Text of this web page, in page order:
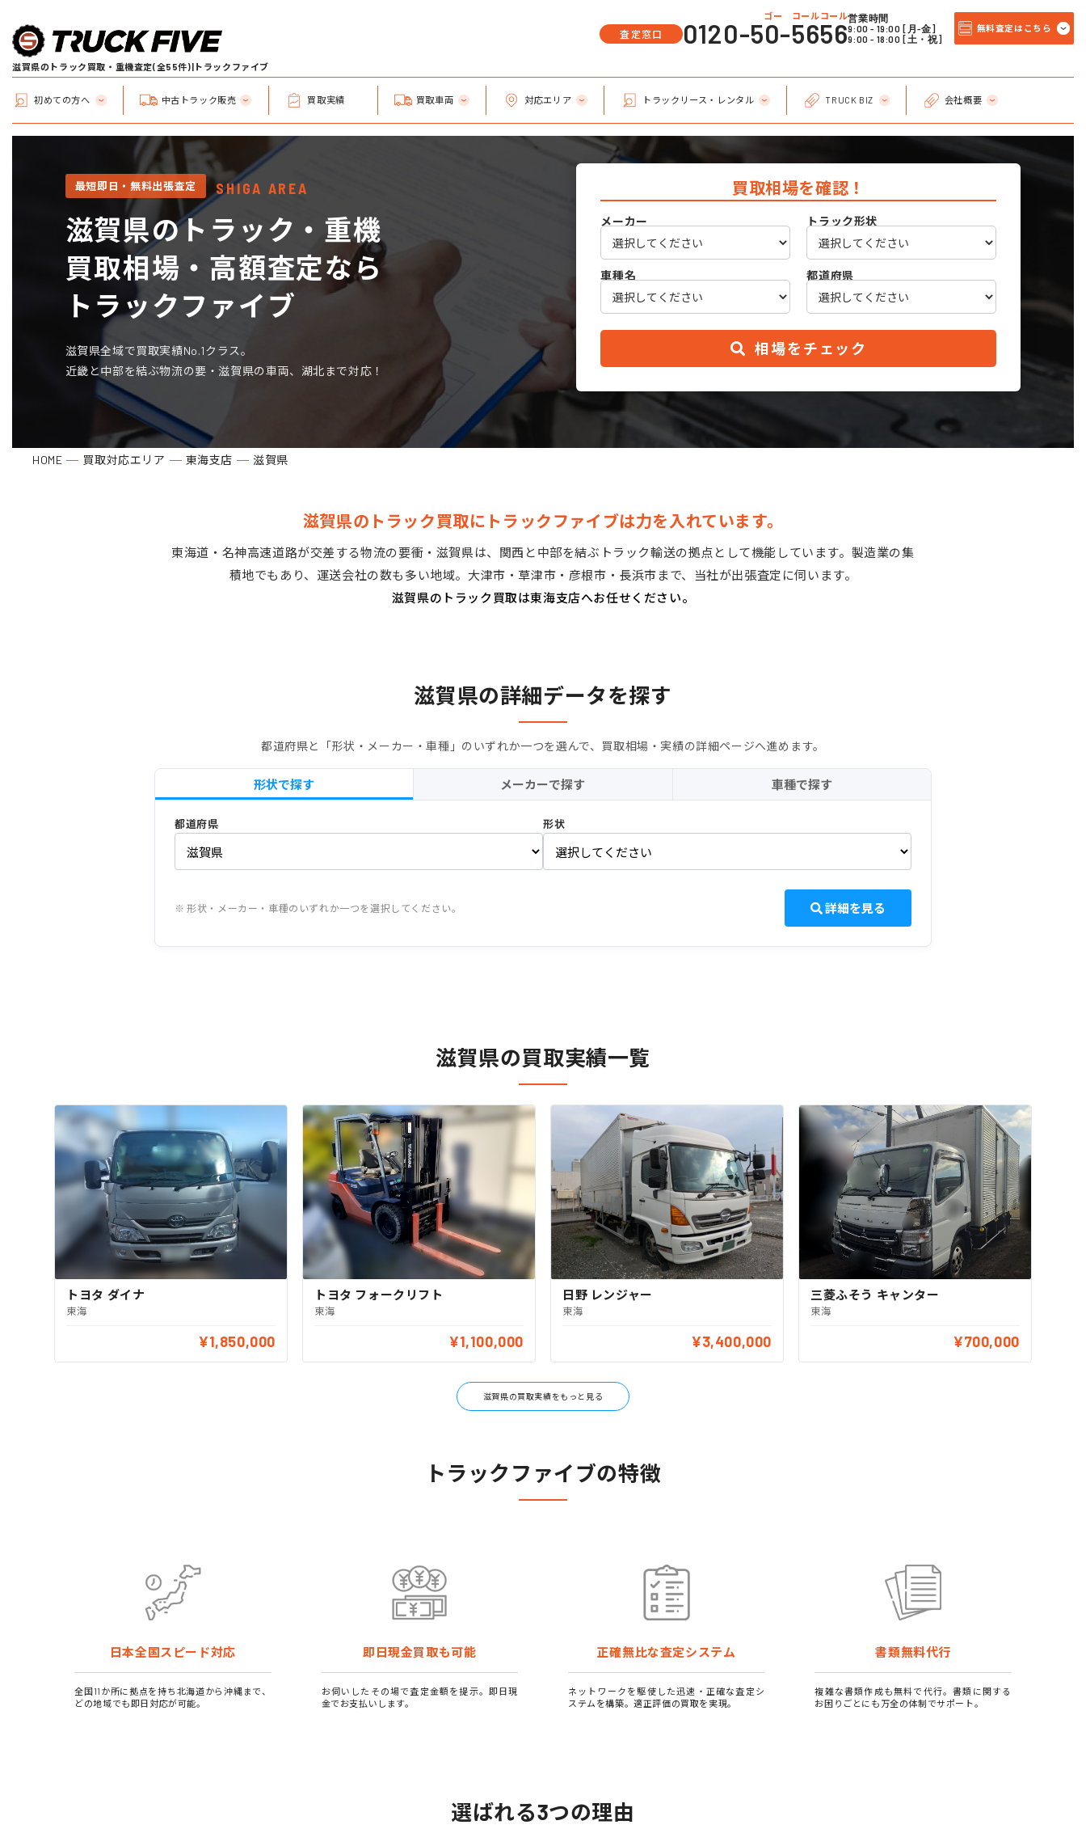
滋賀県のトラック買取・重機査定(全55件)|トラックファイブ
査定窓口
ゴー コールコール
0120-50-5656営業時間
9:00 - 19:00 [月-金]
9:00 - 18:00 [土・祝]
無料査定はこちら
初めての方へ 中古トラック販売 買取実績 買取車両 対応エリア トラックリース・レンタル TRUCK BIZ 会社概要
最短即日・無料出張査定 SHIGA AREA
滋賀県のトラック・重機
買取相場・高額査定なら
トラックファイブ
滋賀県全域で買取実績No.1クラス。
近畿と中部を結ぶ物流の要・滋賀県の車両、湖北まで対応！
買取相場を確認！
メーカー トラック形状
車種名 都道府県
相場をチェック
HOME 買取対応エリア 東海支店 滋賀県
滋賀県のトラック買取にトラックファイブは力を入れています。
東海道・名神高速道路が交差する物流の要衝・滋賀県は、関西と中部を結ぶトラック輸送の拠点として機能しています。製造業の集
積地でもあり、運送会社の数も多い地域。大津市・草津市・彦根市・長浜市まで、当社が出張査定に伺います。
滋賀県のトラック買取は東海支店へお任せください。
滋賀県の詳細データを探す
都道府県と「形状・メーカー・車種」のいずれか一つを選んで、買取相場・実績の詳細ページへ進めます。
形状で探す メーカーで探す 車種で探す
都道府県 形状
※ 形状・メーカー・車種のいずれか一つを選択してください。 詳細を見る
滋賀県の買取実績一覧
トヨタ ダイナ
東海
¥1,850,000
トヨタ フォークリフト
東海
¥1,100,000
日野 レンジャー
東海
¥3,400,000
三菱ふそう キャンター
東海
¥700,000
滋賀県の買取実績をもっと見る
トラックファイブの特徴
日本全国スピード対応
全国11か所に拠点を持ち北海道から沖縄まで、
どの地域でも即日対応が可能。
即日現金買取も可能
お伺いしたその場で査定金額を提示。即日現
金でお支払いします。
正確無比な査定システム
ネットワークを駆使した迅速・正確な査定シ
ステムを構築。適正評価の買取を実現。
書類無料代行
複雑な書類作成も無料で代行。書類に関する
お困りごとにも万全の体制でサポート。
選ばれる3つの理由